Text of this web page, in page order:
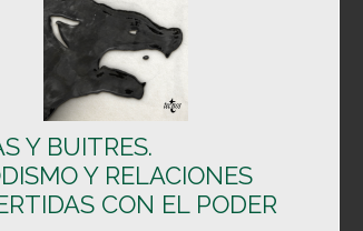
Y BUITRES.
Y RELACIONES
CON EL PODER